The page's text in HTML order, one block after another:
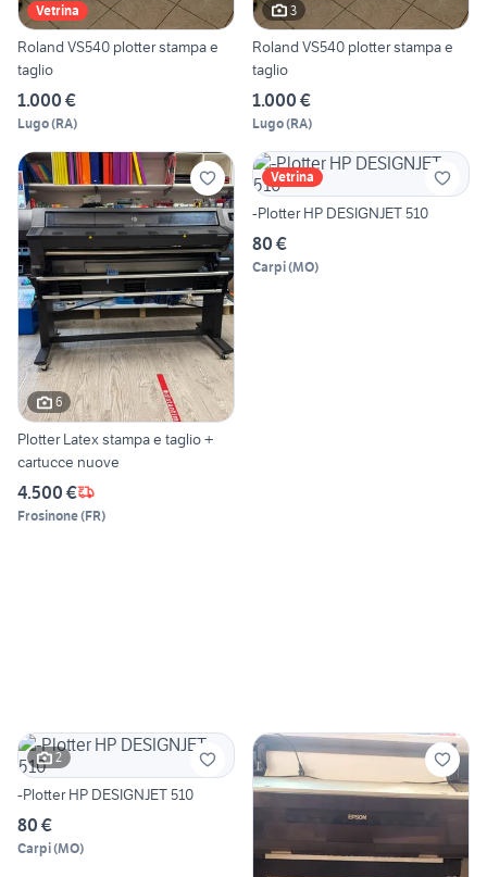
Vetrina
Roland VS540 plotter stampa e
taglio
1.000 €
Lugo(RA)
3
Roland VS540 plotter stampa e
taglio
1.000 €
Lugo(RA)
6
Plotter Latex stampa e taglio +
cartucce nuove
4.500 €
Frosinone(FR)
Vetrina
-Plotter HP DESIGNJET 510
80 €
Carpi(MO)
2
-Plotter HP DESIGNJET 510
80 €
Carpi(MO)